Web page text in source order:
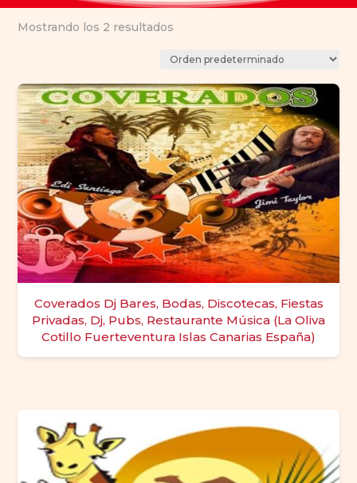
Mostrando los 2 resultados
Coverados Dj Bares, Bodas, Discotecas, Fiestas
Privadas, Dj, Pubs, Restaurante Música (La Oliva
Cotillo Fuerteventura Islas Canarias España)